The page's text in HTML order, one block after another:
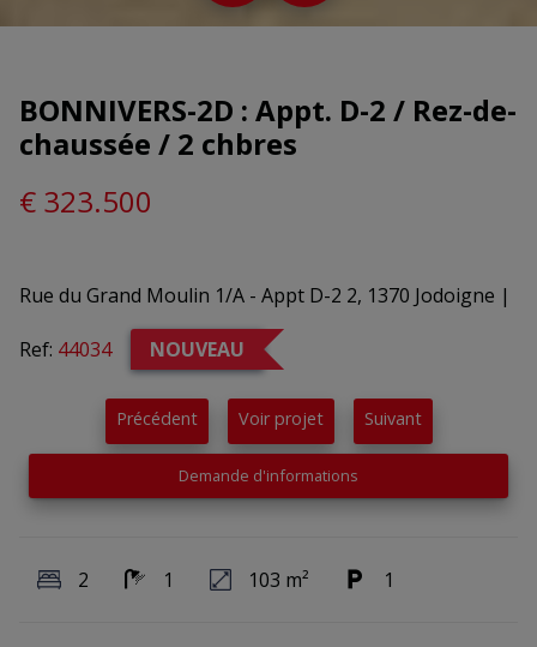
BONNIVERS-2D : Appt. D-2 / Rez-de-
chaussée / 2 chbres
€ 323.500
Rue du Grand Moulin 1/A - Appt D-2 2, 1370 Jodoigne |
Ref: 44034 NOUVEAU
Précédent Voir projet Suivant
Demande d'informations
2 1 103 m² 1